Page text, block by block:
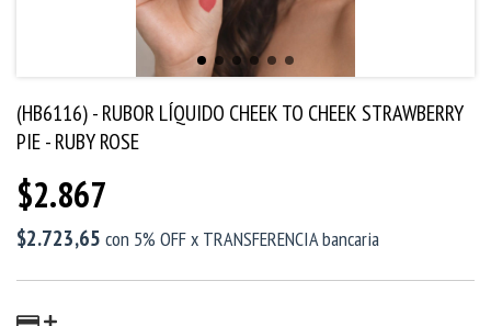
(HB6116) - RUBOR LÍQUIDO CHEEK TO CHEEK STRAWBERRY
PIE - RUBY ROSE
$2.867
$2.723,65 con 5% OFF x TRANSFERENCIA bancaria